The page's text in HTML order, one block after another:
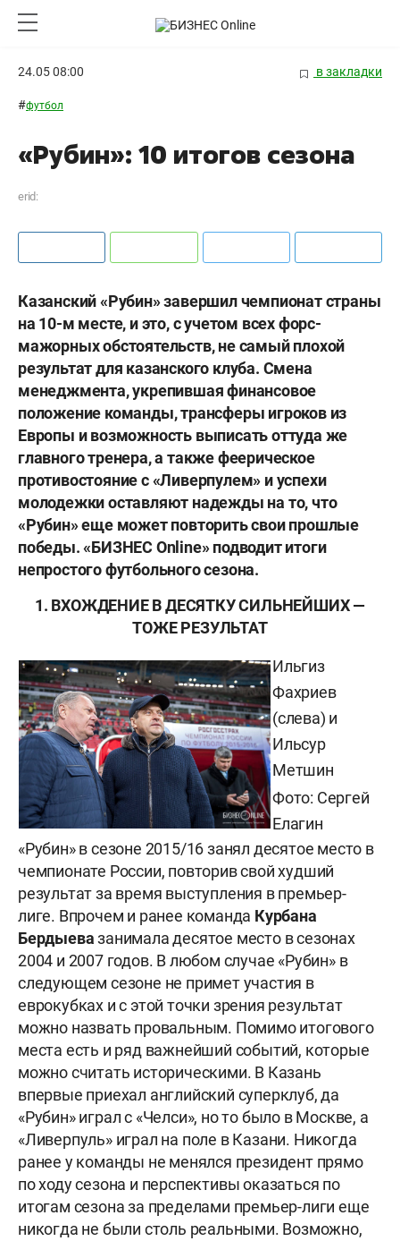
24.05 08:00 в закладки
#футбол
«Рубин»: 10 итогов сезона
erid:
Казанский «Рубин» завершил чемпионат страны
на 10-м месте, и это, с учетом всех форс-
мажорных обстоятельств, не самый плохой
результат для казанского клуба. Смена
менеджмента, укрепившая финансовое
положение команды, трансферы игроков из
Европы и возможность выписать оттуда же
главного тренера, а также феерическое
противостояние с «Ливерпулем» и успехи
молодежки оставляют надежды на то, что
«Рубин» еще может повторить свои прошлые
победы. «БИЗНЕС Online» подводит итоги
непростого футбольного сезона.
1. ВХОЖДЕНИЕ В ДЕСЯТКУ СИЛЬНЕЙШИХ —
ТОЖЕ РЕЗУЛЬТАТ
Ильгиз
Фахриев
(слева) и
Ильсур
Метшин
Фото: Сергей
Елагин
«Рубин» в сезоне 2015/16 занял десятое место в
чемпионате России, повторив свой худший
результат за время выступления в премьер-
лиге. Впрочем и ранее команда Курбана
Бердыевазанимала десятое место в сезонах
2004 и 2007 годов. В любом случае «Рубин» в
следующем сезоне не примет участия в
еврокубках и с этой точки зрения результат
можно назвать провальным. Помимо итогового
места есть и ряд важнейший событий, которые
можно считать историческими. В Казань
впервые приехал английский суперклуб, да
«Рубин» играл с «Челси», но то было в Москве, а
«Ливерпуль» играл на поле в Казани. Никогда
ранее у команды не менялся президент прямо
по ходу сезона и перспективы оказаться по
итогам сезона за пределами премьер-лиги еще
никогда не были столь реальными. Возможно,